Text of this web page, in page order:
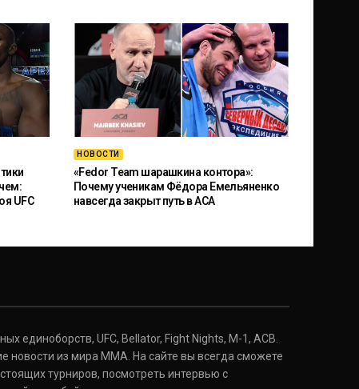
UFC
НОВОСТИ
«Fedor Team шарашкина контора»:
Почему ученикам Фёдора Емельяненко
навсегда закрыт путь в ACA
единоборств, UFC, Bellator, Fight Nights, M-1, ACB.
новости из мира ММА. На сайте вы всегда сможете
турниров, посмотреть интервью с